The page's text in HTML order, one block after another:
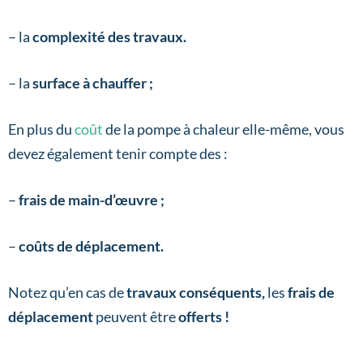
– lacomplexité des travaux.
– lasurface à chauffer ;
En plus ducoûtde la pompe à chaleur elle-même, vous
devez également tenir compte des :
–frais de main-d’œuvre ;
–coûts de déplacement.
Notez qu’en cas detravaux conséquents,lesfrais de
déplacementpeuvent êtreofferts !